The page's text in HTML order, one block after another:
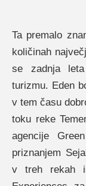
Ta premalo
količinah
se zadnja
turizmu. Eden
v tem času
toku reke
agencije
priznanjem
v treh rekah